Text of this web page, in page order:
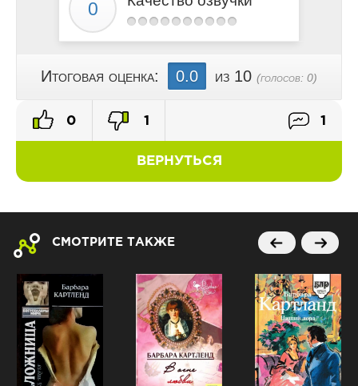
Итоговая оценка: 0.0 из 10 (голосов: 0)
ВЕРНУТЬСЯ
0 1 1
СМОТРИТЕ ТАКЖЕ